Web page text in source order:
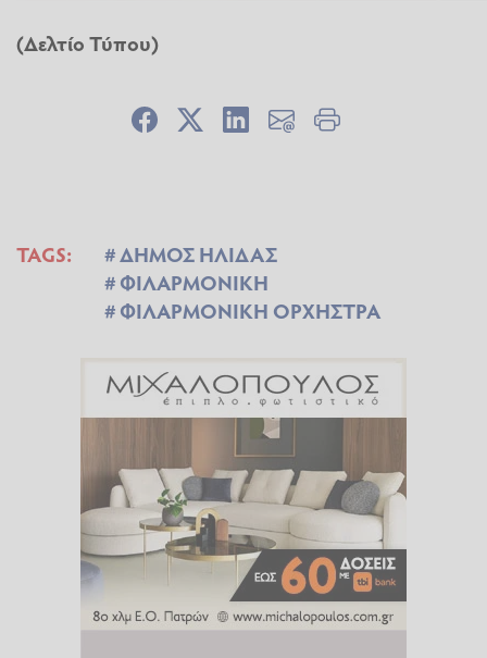
(Δελτίο Τύπου)
TAGS:
ΔΗΜΟΣ ΗΛΙΔΑΣ
ΦΙΛΑΡΜΟΝΙΚΗ
ΦΙΛΑΡΜΟΝΙΚΗ ΟΡΧΗΣΤΡΑ